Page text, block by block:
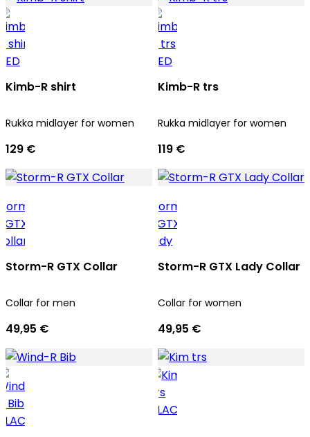
Kimb-R shirt
Rukka midlayer for women
129 €
Kimb-R trs
Rukka midlayer for women
119 €
Storm-R GTX Collar
Collar for men
49,95 €
Storm-R GTX Lady Collar
Collar for women
49,95 €